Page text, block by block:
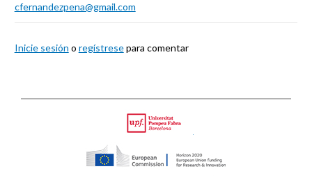
cfernandezpena@gmail.com
Inicie sesión o regístresepara comentar